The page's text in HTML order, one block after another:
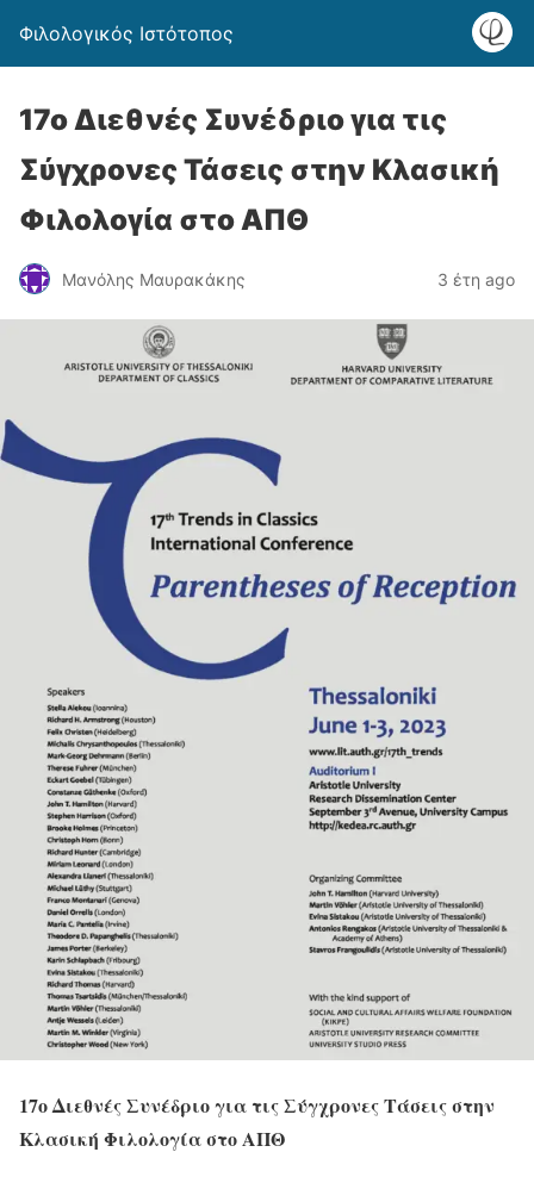
Φιλολογικός Ιστότοπος
17o Διεθνές Συνέδριο για τις
Σύγχρονες Τάσεις στην Κλασική
Φιλολογία στο ΑΠΘ
Μανόλης Μαυρακάκης 3 έτη ago
17o Διεθνές Συνέδριο για τις Σύγχρονες Τάσεις στην
Κλασική Φιλολογία στο ΑΠΘ